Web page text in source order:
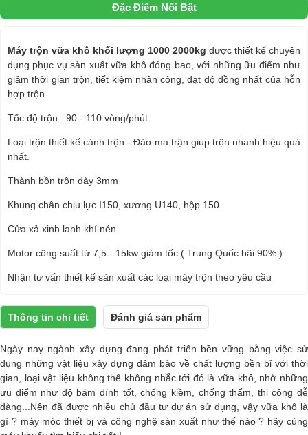
Đặc Điểm Nổi Bật
Máy trộn vữa khô khối lượng 1000 2000kg được thiết kế chuyên
dụng phục vụ sản xuất vữa khô đóng bao, với những ữu điểm như
giảm thời gian trộn, tiết kiệm nhân công, đạt độ đồng nhất của hỗn
hợp trộn.
Tốc độ trộn : 90 - 110 vòng/phút.
Loại trộn thiết kế cánh trộn - Đảo ma trận giúp trộn nhanh hiệu quả
nhất.
Thành bồn trộn dày 3mm
Khung chân chịu lực I150, xương U140, hộp 150.
Cửa xả xinh lanh khí nén.
Motor công suất từ 7,5 - 15kw giảm tốc ( Trung Quốc bãi 90% )
Nhận tư vấn thiết kế sản xuất các loại máy trộn theo yêu cầu
Thông tin chi tiết Đánh giá sản phẩm
Ngày nay ngành xây dựng đang phát triển bền vững bằng việc sử
dụng những vật liệu xây dựng đảm bảo về chất lượng bền bỉ với thời
gian, loại vật liệu không thể không nhắc tới đó là vữa khô, nhờ những
ưu điểm như độ bám dính tốt, chống kiềm, chống thấm, thi công dễ
dàng...Nên đã được nhiều chủ đầu tư dự án sử dụng, vậy vữa khô là
gì ? máy móc thiết bị và công nghệ sản xuất như thế nào ? hãy cùng